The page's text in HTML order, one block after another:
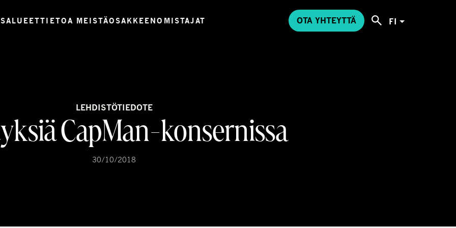
TIETOA MEISTÄOSAKKEENOMISTAJAT OTA YHTEYTTÄ FI
LEHDISTÖTIEDOTE
CapMan-konsernissa
30/10/2018